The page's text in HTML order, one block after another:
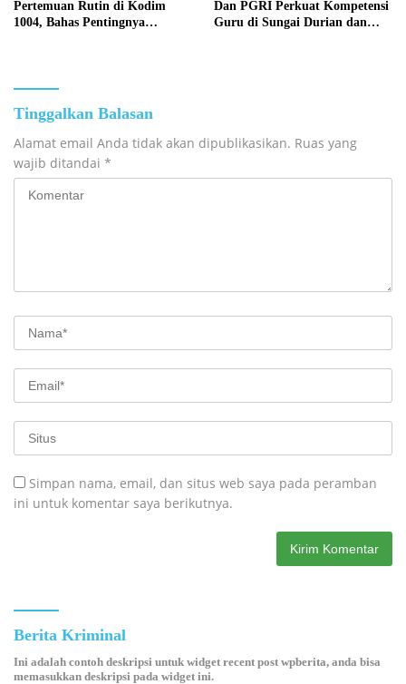
Pertemuan Rutin di Kodim
1004, Bahas Pentingnya
Dan PGRI Perkuat Kompetensi
Guru di Sungai Durian dan
Tinggalkan Balasan
Alamat email Anda tidak akan dipublikasikan. Ruas yang
wajib ditandai *
Simpan nama, email, dan situs web saya pada peramban
ini untuk komentar saya berikutnya.
Berita Kriminal
Ini adalah contoh deskripsi untuk widget recent post wpberita, anda bisa
memasukkan deskripsi pada widget ini.